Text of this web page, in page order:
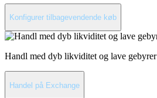
Konfigurer tilbagevendende køb
Handl med dyb likviditet og lave gebyrer
Handel på Exchange